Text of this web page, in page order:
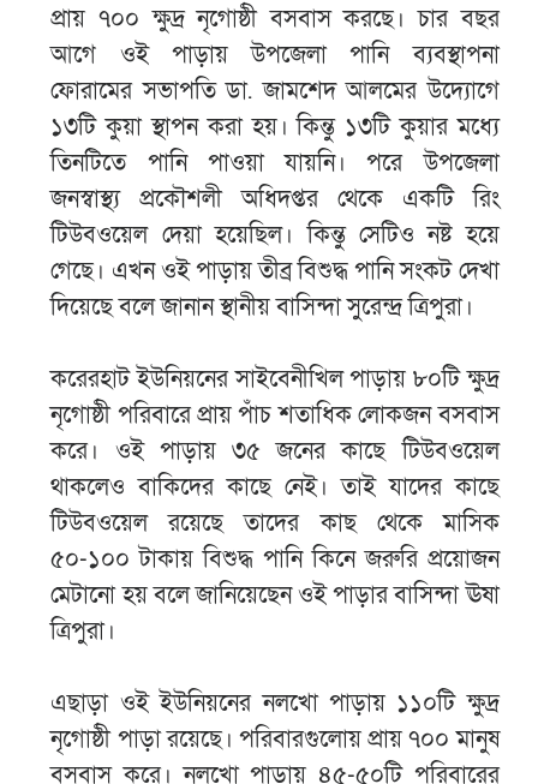
প্রায় ৭০০ ক্ষুদ্র নৃগোষ্ঠী বসবাস করছে। চার বছর
আগে ওই পাড়ায় উপজেলা পানি ব্যবস্থাপনা
ফোরামের সভাপতি ডা. জামশেদ আলমের উদ্যোগে
১৩টি কুয়া স্থাপন করা হয়। কিন্তু ১৩টি কুয়ার মধ্যে
তিনটিতে পানি পাওয়া যায়নি। পরে উপজেলা
জনস্বাস্থ্য প্রকৌশলী অধিদপ্তর থেকে একটি রিং
টিউবওয়েল দেয়া হয়েছিল। কিন্তু সেটিও নষ্ট হয়ে
গেছে। এখন ওই পাড়ায় তীব্র বিশুদ্ধ পানি সংকট দেখা
দিয়েছে বলে জানান স্থানীয় বাসিন্দা সুরেন্দ্র ত্রিপুরা।
করেরহাট ইউনিয়নের সাইবেনীখিল পাড়ায় ৮০টি ক্ষুদ্র
নৃগোষ্ঠী পরিবারে প্রায় পাঁচ শতাধিক লোকজন বসবাস
করে। ওই পাড়ায় ৩৫ জনের কাছে টিউবওয়েল
থাকলেও বাকিদের কাছে নেই। তাই যাদের কাছে
টিউবওয়েল রয়েছে তাদের কাছ থেকে মাসিক
৫০-১০০ টাকায় বিশুদ্ধ পানি কিনে জরুরি প্রয়োজন
মেটানো হয় বলে জানিয়েছেন ওই পাড়ার বাসিন্দা ঊষা
ত্রিপুরা।
এছাড়া ওই ইউনিয়নের নলখো পাড়ায় ১১০টি ক্ষুদ্র
নৃগোষ্ঠী পাড়া রয়েছে। পরিবারগুলোয় প্রায় ৭০০ মানুষ
বসবাস করে। নলখো পাড়ায় ৪৫-৫০টি পরিবারের